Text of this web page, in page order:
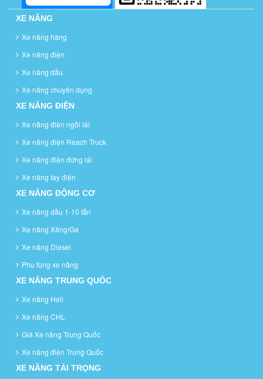
XE NÂNG
Xe nâng hàng
Xe nâng điện
Xe nâng dầu
Xe nâng chuyên dụng
XE NÂNG ĐIỆN
Xe nâng điện ngồi lái
Xe nâng điện Reach Truck
Xe nâng điện đứng lái
Xe nâng tay điện
XE NÂNG ĐỘNG CƠ
Xe nâng dầu 1-10 tấn
Xe nâng Xăng/Ga
Xe nâng Diesel
Phụ tùng xe nâng
XE NÂNG TRUNG QUỐC
Xe nâng Heli
Xe nâng CHL
Giá Xe nâng Trung Quốc
Xe nâng điện Trung Quốc
XE NÂNG TẢI TRỌNG